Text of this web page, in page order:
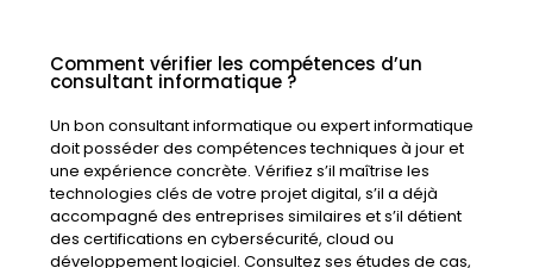
Comment vérifier les compétences d’un
consultant informatique ?
Un bon consultant informatique ou expert informatique
doit posséder des compétences techniques à jour et
une expérience concrète. Vérifiez s’il maîtrise les
technologies clés de votre projet digital, s’il a déjà
accompagné des entreprises similaires et s’il détient
des certifications en cybersécurité, cloud ou
développement logiciel. Consultez ses études de cas,